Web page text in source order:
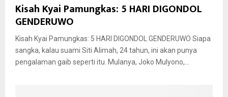
Kisah Kyai Pamungkas: 5 HARI DIGONDOL
GENDERUWO
Kisah Kyai Pamungkas: 5 HARI DIGONDOL GENDERUWO Siapa
sangka, kalau suami Siti Alimah, 24 tahun, ini akan punya
pengalaman gaib seperti itu. Mulanya, Joko Mulyono,...